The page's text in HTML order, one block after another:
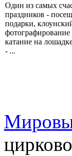
Один из самых
праздников -
подарки,
фотографирование
катание на
- ...